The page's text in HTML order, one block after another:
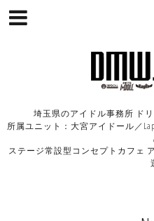
埼玉県のアイドル事務所 ド
所属ユニット：大宮アイドール／
ステージ常設型コンセプトカフェ